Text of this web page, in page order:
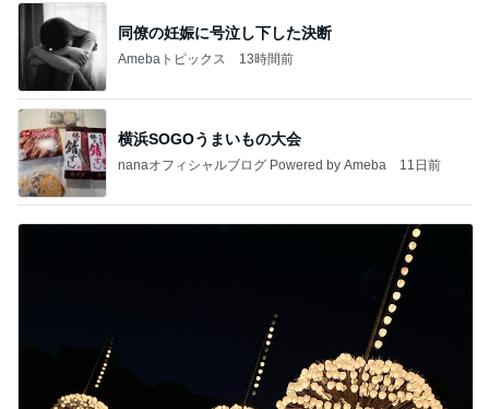
同僚の妊娠に号泣し下した決断
Amebaトピックス 13時間前
横浜SOGOうまいもの大会
nanaオフィシャルブログ Powered by Ameba 11日前